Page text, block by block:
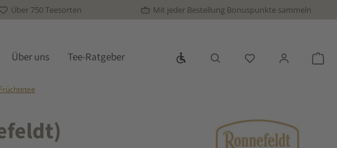
Über 750 Teesorten Mit jeder Bestellung Bonuspunkte sammeln
Über uns Tee-Ratgeber Werkzeugleiste anzeigen
Du hast 0